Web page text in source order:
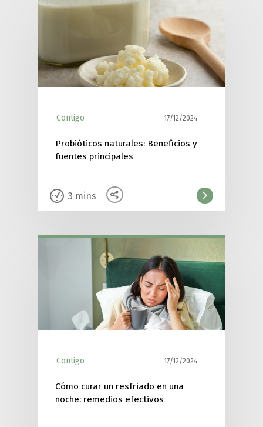
Contigo 17/12/2024
Probióticos naturales: Beneficios y
fuentes principales
3 mins
Contigo 17/12/2024
Cómo curar un resfriado en una
noche: remedios efectivos